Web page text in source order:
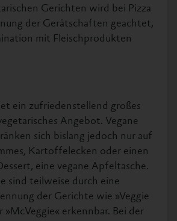
Gerichten wird bei Pizza
der Gerätschaften geachtet,
mit Fleischprodukten
ein zufriedenstellend großes
Angebot. Vegane
sich bislang jedoch nur auf
Kartoffelecken oder einen
eine vegane Apfeltasche.
sind teilweise durch eine
der Gerichte wie »Veggie
»McVeggie« erkennbar. Bei der